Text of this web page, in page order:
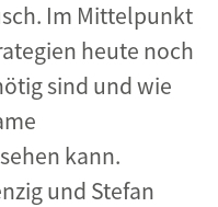
Im Mittelpunkt
heute noch
sind und wie
kann.
und Stefan